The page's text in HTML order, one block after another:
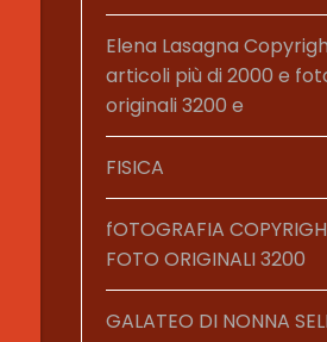
Elena Lasagna
articoli più di 2000 e
originali 3200 e
FISICA
fOTOGRAFIA
FOTO ORIGINALI 3200
GALATEO DI NONNA